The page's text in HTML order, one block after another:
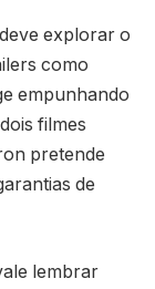
explorar o
como
empunhando
filmes
pretende
de
lembrar